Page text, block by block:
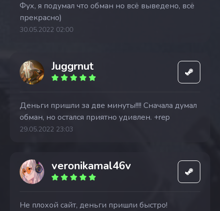
Фух, я подумал что обман но всё выведено, всё
прекрасно)
30.05.2022 02:00
Juggrnut
Деньги пришли за две минуты!!!! Сначала думал
обман, но остался приятно удивлен. +rep
29.05.2022 23:03
veronikamal46v
Не плохой сайт, деньги пришли быстро!